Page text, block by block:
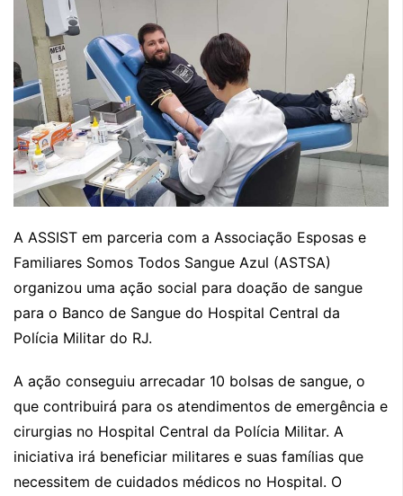
A ASSIST em parceria com a Associação Esposas e
Familiares Somos Todos Sangue Azul (ASTSA)
organizou uma ação social para doação de sangue
para o Banco de Sangue do Hospital Central da
Polícia Militar do RJ.
A ação conseguiu arrecadar 10 bolsas de sangue, o
que contribuirá para os atendimentos de emergência e
cirurgias no Hospital Central da Polícia Militar. A
iniciativa irá beneficiar militares e suas famílias que
necessitem de cuidados médicos no Hospital. O